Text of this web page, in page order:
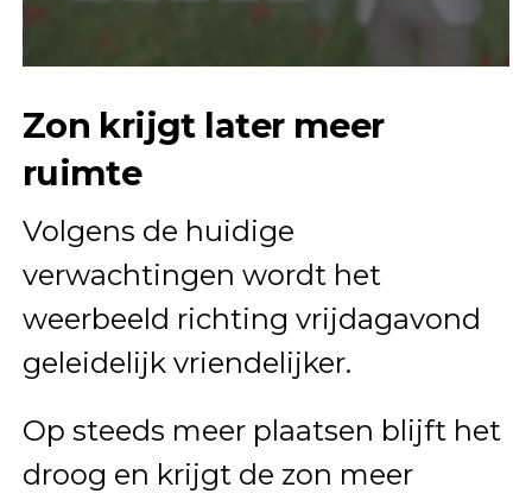
Zon krijgt later meer
ruimte
Volgens de huidige
verwachtingen wordt het
weerbeeld richting vrijdagavond
geleidelijk vriendelijker.
Op steeds meer plaatsen blijft het
droog en krijgt de zon meer